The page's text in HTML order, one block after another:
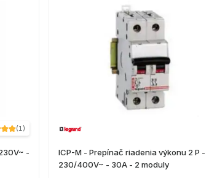
(1)
-
ICP-M - Prepínač riadenia výkonu 2 P -
230/400V~ - 30A - 2 moduly